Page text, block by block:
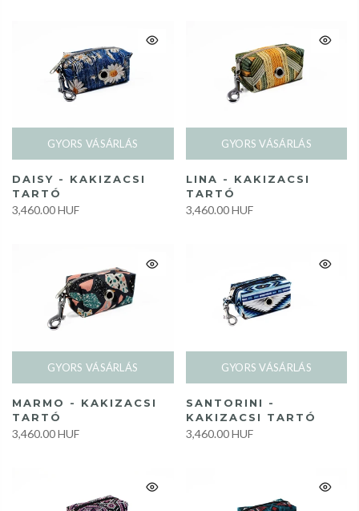
GYORS VÁSÁRLÁS
DAISY - KAKIZACSI
TARTÓ
3,460.00 HUF
GYORS VÁSÁRLÁS
LINA - KAKIZACSI
TARTÓ
3,460.00 HUF
GYORS VÁSÁRLÁS
MARMO - KAKIZACSI
TARTÓ
3,460.00 HUF
GYORS VÁSÁRLÁS
SANTORINI -
KAKIZACSI TARTÓ
3,460.00 HUF